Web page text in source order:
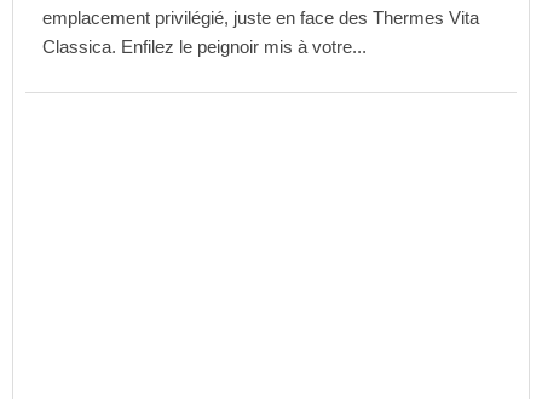
emplacement privilégié, juste en face des Thermes Vita
Classica. Enfilez le peignoir mis à votre...